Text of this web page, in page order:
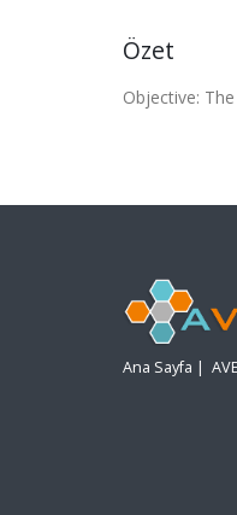
Özet
Objective:
Ana Sayfa |